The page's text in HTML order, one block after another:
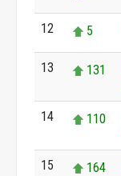
12 5
13 131
14 110
15 164